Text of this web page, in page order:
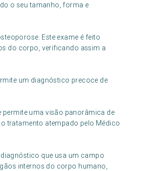
o seu tamanho, forma e
Este exame é feito
do corpo, verificando assim a
um diagnóstico precoce de
permite uma visão panorâmica de
tratamento atempado pelo Médico
que usa um campo
internos do corpo humano,